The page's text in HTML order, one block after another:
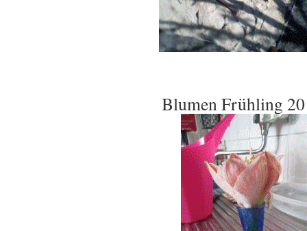
Blumen Frühling